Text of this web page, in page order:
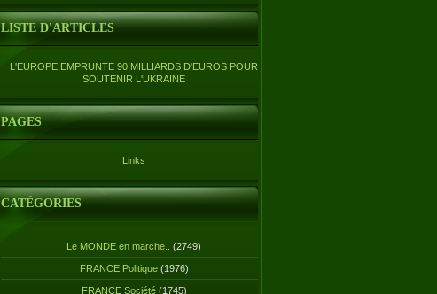
LISTE D'ARTICLES
L'EUROPE EMPRUNTE 90 MILLIARDS D'EUROS POUR
SOUTENIR L'UKRAINE
PAGES
Links
CATÉGORIES
Le MONDE en marche.. (2749)
FRANCE Politique(1976)
FRANCE Société(1745)